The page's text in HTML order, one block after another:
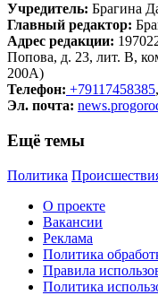
Учредитель: Брагина
Главный редактор:
Адрес редакции:
Попова, д. 23, лит. В,
200А)
Телефон: +79117458385,
Эл. почта:
Ещё темы
Политика
О проекте
Вакансии
Реклама
Политика
Правила
Политика